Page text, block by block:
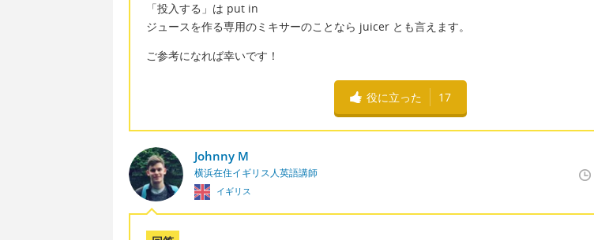
「投入する」は put in
ジュースを作る専用のミキサーのことなら juicer とも言えます。
ご参考になれば幸いです！
役に立った 17
Johnny M
横浜在住イギリス人英語講師
イギリス